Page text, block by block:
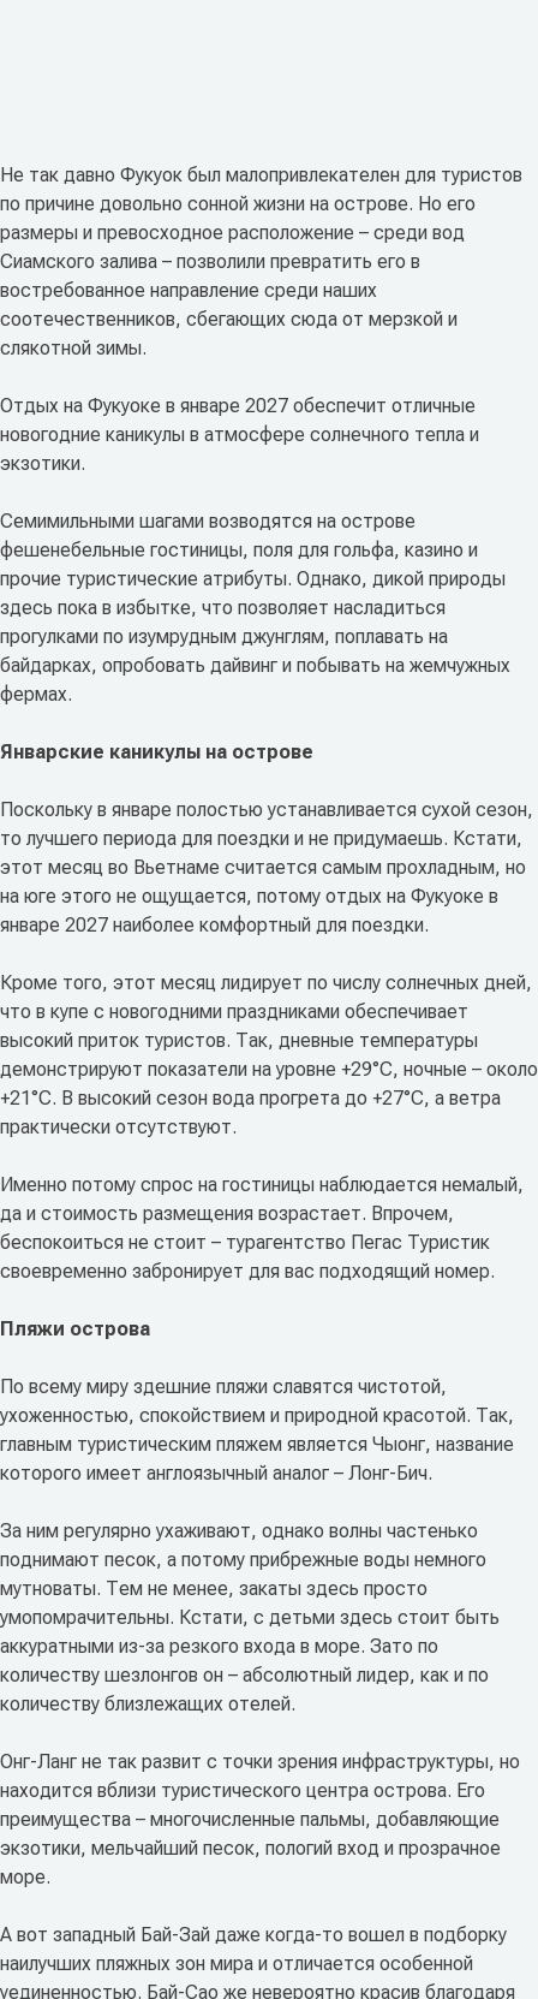
Не так давно Фукуок был малопривлекателен для туристов
по причине довольно сонной жизни на острове. Но его
размеры и превосходное расположение – среди вод
Сиамского залива – позволили превратить его в
востребованное направление среди наших
соотечественников, сбегающих сюда от мерзкой и
слякотной зимы.
Отдых на Фукуоке в январе 2027 обеспечит отличные
новогодние каникулы в атмосфере солнечного тепла и
экзотики.
Семимильными шагами возводятся на острове
фешенебельные гостиницы, поля для гольфа, казино и
прочие туристические атрибуты. Однако, дикой природы
здесь пока в избытке, что позволяет насладиться
прогулками по изумрудным джунглям, поплавать на
байдарках, опробовать дайвинг и побывать на жемчужных
фермах.
Январские каникулы на острове
Поскольку в январе полостью устанавливается сухой сезон,
то лучшего периода для поездки и не придумаешь. Кстати,
этот месяц во Вьетнаме считается самым прохладным, но
на юге этого не ощущается, потому отдых на Фукуоке в
январе 2027 наиболее комфортный для поездки.
Кроме того, этот месяц лидирует по числу солнечных дней,
что в купе с новогодними праздниками обеспечивает
высокий приток туристов. Так, дневные температуры
демонстрируют показатели на уровне +29°C, ночные – около
+21°C. В высокий сезон вода прогрета до +27°C, а ветра
практически отсутствуют.
Именно потому спрос на гостиницы наблюдается немалый,
да и стоимость размещения возрастает. Впрочем,
беспокоиться не стоит – турагентство Пегас Туристик
своевременно забронирует для вас подходящий номер.
Пляжи острова
По всему миру здешние пляжи славятся чистотой,
ухоженностью, спокойствием и природной красотой. Так,
главным туристическим пляжем является Чыонг, название
которого имеет англоязычный аналог – Лонг-Бич.
За ним регулярно ухаживают, однако волны частенько
поднимают песок, а потому прибрежные воды немного
мутноваты. Тем не менее, закаты здесь просто
умопомрачительны. Кстати, с детьми здесь стоит быть
аккуратными из-за резкого входа в море. Зато по
количеству шезлонгов он – абсолютный лидер, как и по
количеству близлежащих отелей.
Онг-Ланг не так развит с точки зрения инфраструктуры, но
находится вблизи туристического центра острова. Его
преимущества – многочисленные пальмы, добавляющие
экзотики, мельчайший песок, пологий вход и прозрачное
море.
А вот западный Бай-Зай даже когда-то вошел в подборку
наилучших пляжных зон мира и отличается особенной
уединенностью. Бай-Сао же невероятно красив благодаря